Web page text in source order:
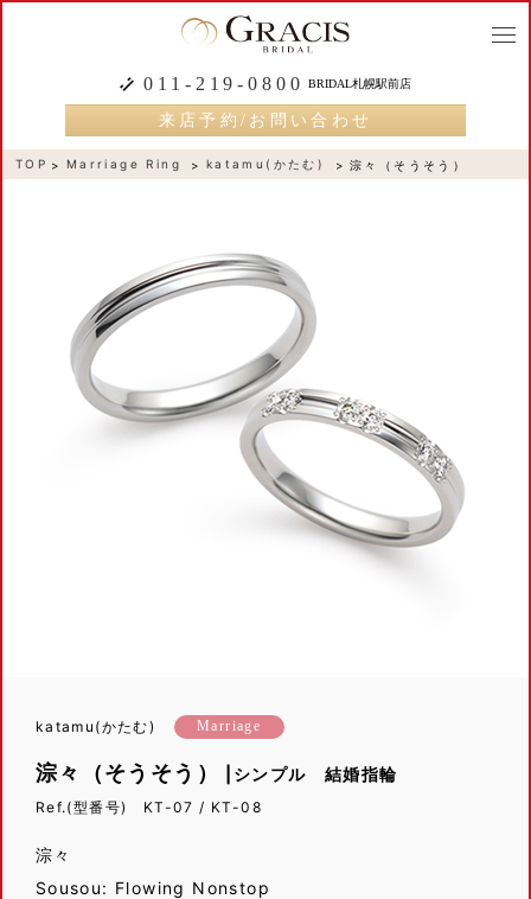
011-219-0800 BRIDAL札幌駅前店
来店予約/お問い合わせ
TOP Marriage Ring katamu(かたむ) 淙々（そうそう）
katamu(かたむ) Marriage
淙々（そうそう） |シンプル 結婚指輪
Ref.(型番号) KT-07 / KT-08
淙々
Sousou: Flowing Nonstop